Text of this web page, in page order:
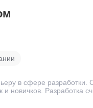
в сфере
новичков.